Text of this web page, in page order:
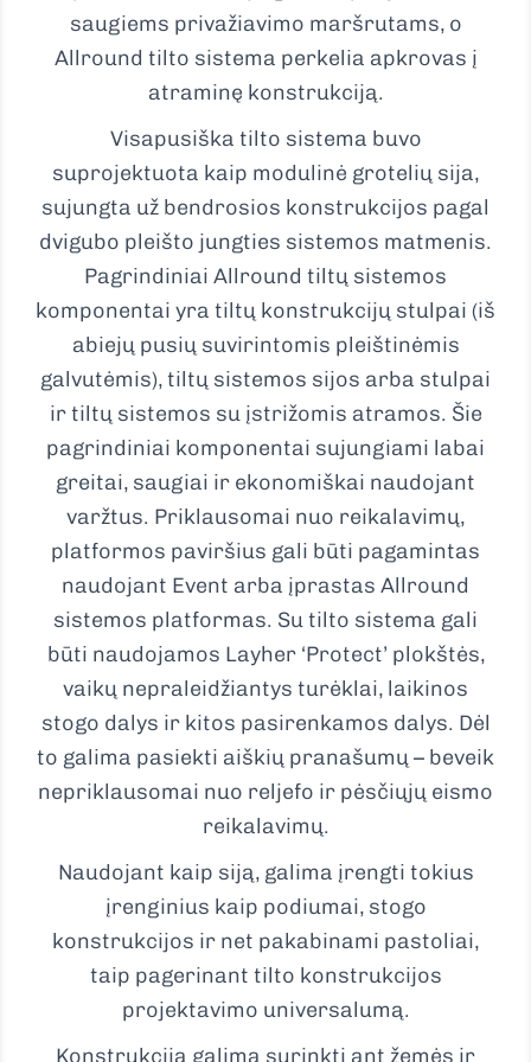
saugiems privažiavimo maršrutams, o
Allround tilto sistema perkelia apkrovas į
atraminę konstrukciją.
Visapusiška tilto sistema buvo
suprojektuota kaip modulinė grotelių sija,
sujungta už bendrosios konstrukcijos pagal
dvigubo pleišto jungties sistemos matmenis.
Pagrindiniai Allround tiltų sistemos
komponentai yra tiltų konstrukcijų stulpai (iš
abiejų pusių suvirintomis pleištinėmis
galvutėmis), tiltų sistemos sijos arba stulpai
ir tiltų sistemos su įstrižomis atramos. Šie
pagrindiniai komponentai sujungiami labai
greitai, saugiai ir ekonomiškai naudojant
varžtus. Priklausomai nuo reikalavimų,
platformos paviršius gali būti pagamintas
naudojant Event arba įprastas Allround
sistemos platformas. Su tilto sistema gali
būti naudojamos Layher ‘Protect’ plokštės,
vaikų nepraleidžiantys turėklai, laikinos
stogo dalys ir kitos pasirenkamos dalys. Dėl
to galima pasiekti aiškių pranašumų – beveik
nepriklausomai nuo reljefo ir pėsčiųjų eismo
reikalavimų.
Naudojant kaip siją, galima įrengti tokius
įrenginius kaip podiumai, stogo
konstrukcijos ir net pakabinami pastoliai,
taip pagerinant tilto konstrukcijos
projektavimo universalumą.
Konstrukciją galima surinkti ant žemės ir